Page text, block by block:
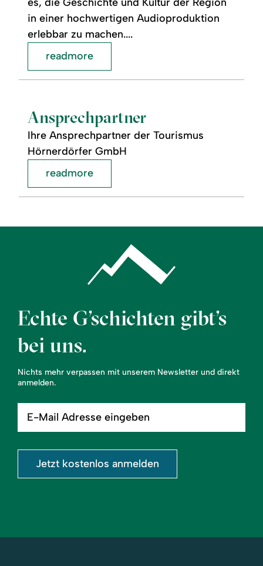
in einer hochwertigen Audioproduktion
erlebbar zu machen....
readmore
Ansprechpartner
Ihre Ansprechpartner der Tourismus
Hörnerdörfer GmbH
readmore:
readmore
Echte G’schichten gibt’s
bei uns.
Nichts mehr verpassen mit unserem Newsletter und direkt
anmelden.
Mail
eingeben
Jetzt kostenlos anmelden